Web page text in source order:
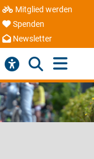
Mitglied werden
Spenden
Newsletter